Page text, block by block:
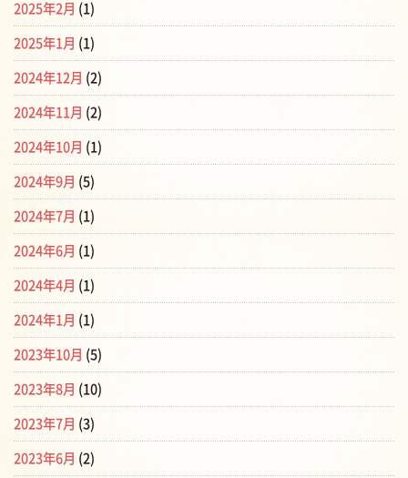
2025年2月 (1)
2025年1月 (1)
2024年12月 (2)
2024年11月 (2)
2024年10月 (1)
2024年9月 (5)
2024年7月 (1)
2024年6月 (1)
2024年4月 (1)
2024年1月 (1)
2023年10月 (5)
2023年8月 (10)
2023年7月 (3)
2023年6月 (2)